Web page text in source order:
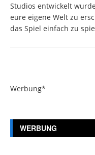
Studios entwickelt
eure eigene Welt zu
das Spiel einfach zu
Werbung*
WERBUNG